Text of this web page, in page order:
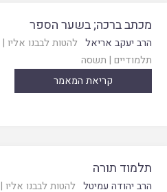
מכתב ברכה; בשער הספר
הרב יעקב אריאל להטות לבבנו אליו |
תלמודיים | תשסה
קריאת המאמר
תלמוד תורה
הרב יהודה עמיטל להטות לבבנו אליו |